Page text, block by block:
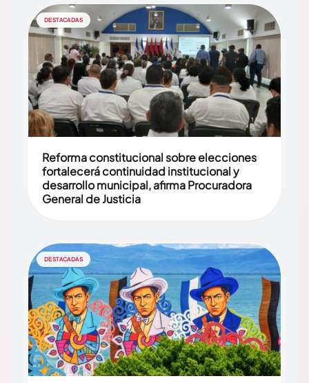
DESTACADAS
Reforma constitucional sobre elecciones
fortalecerá continuidad institucional y
desarrollo municipal, afirma Procuradora
General de Justicia
DESTACADAS